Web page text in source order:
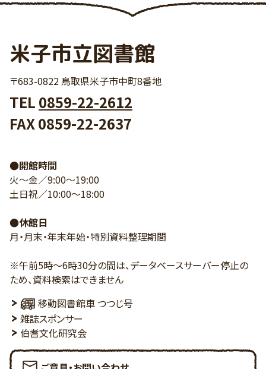
米子市立図書館
〒683-0822 鳥取県米子市中町8番地
TEL 0859-22-2612
FAX 0859-22-2637
●開館時間
火～金／9:00～19:00
土日祝／10:00～18:00
●休館日
月・月末・年末年始・特別資料整理期間
※午前5時～6時30分の間は、データベースサーバー停止の
ため、資料検索はできません
移動図書館車 つつじ号
雑誌スポンサー
伯耆文化研究会